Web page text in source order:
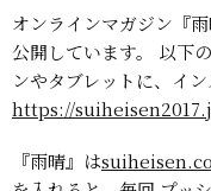
オンラインマガジン『
公開しています。
以下
ンやタブレットに、イ
https://
『雨晴』は